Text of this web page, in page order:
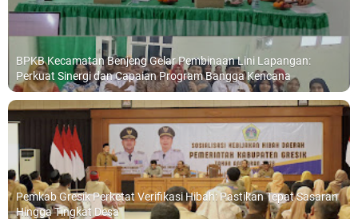
BPKB Kecamatan Benjeng Gelar Pembinaan Lini Lapangan:
Perkuat Sinergi dan Capaian Program Bangga Kencana
Pemkab Gresik Perketat Verifikasi Hibah: Pastikan Tepat Sasaran
Hingga Tingkat Desa